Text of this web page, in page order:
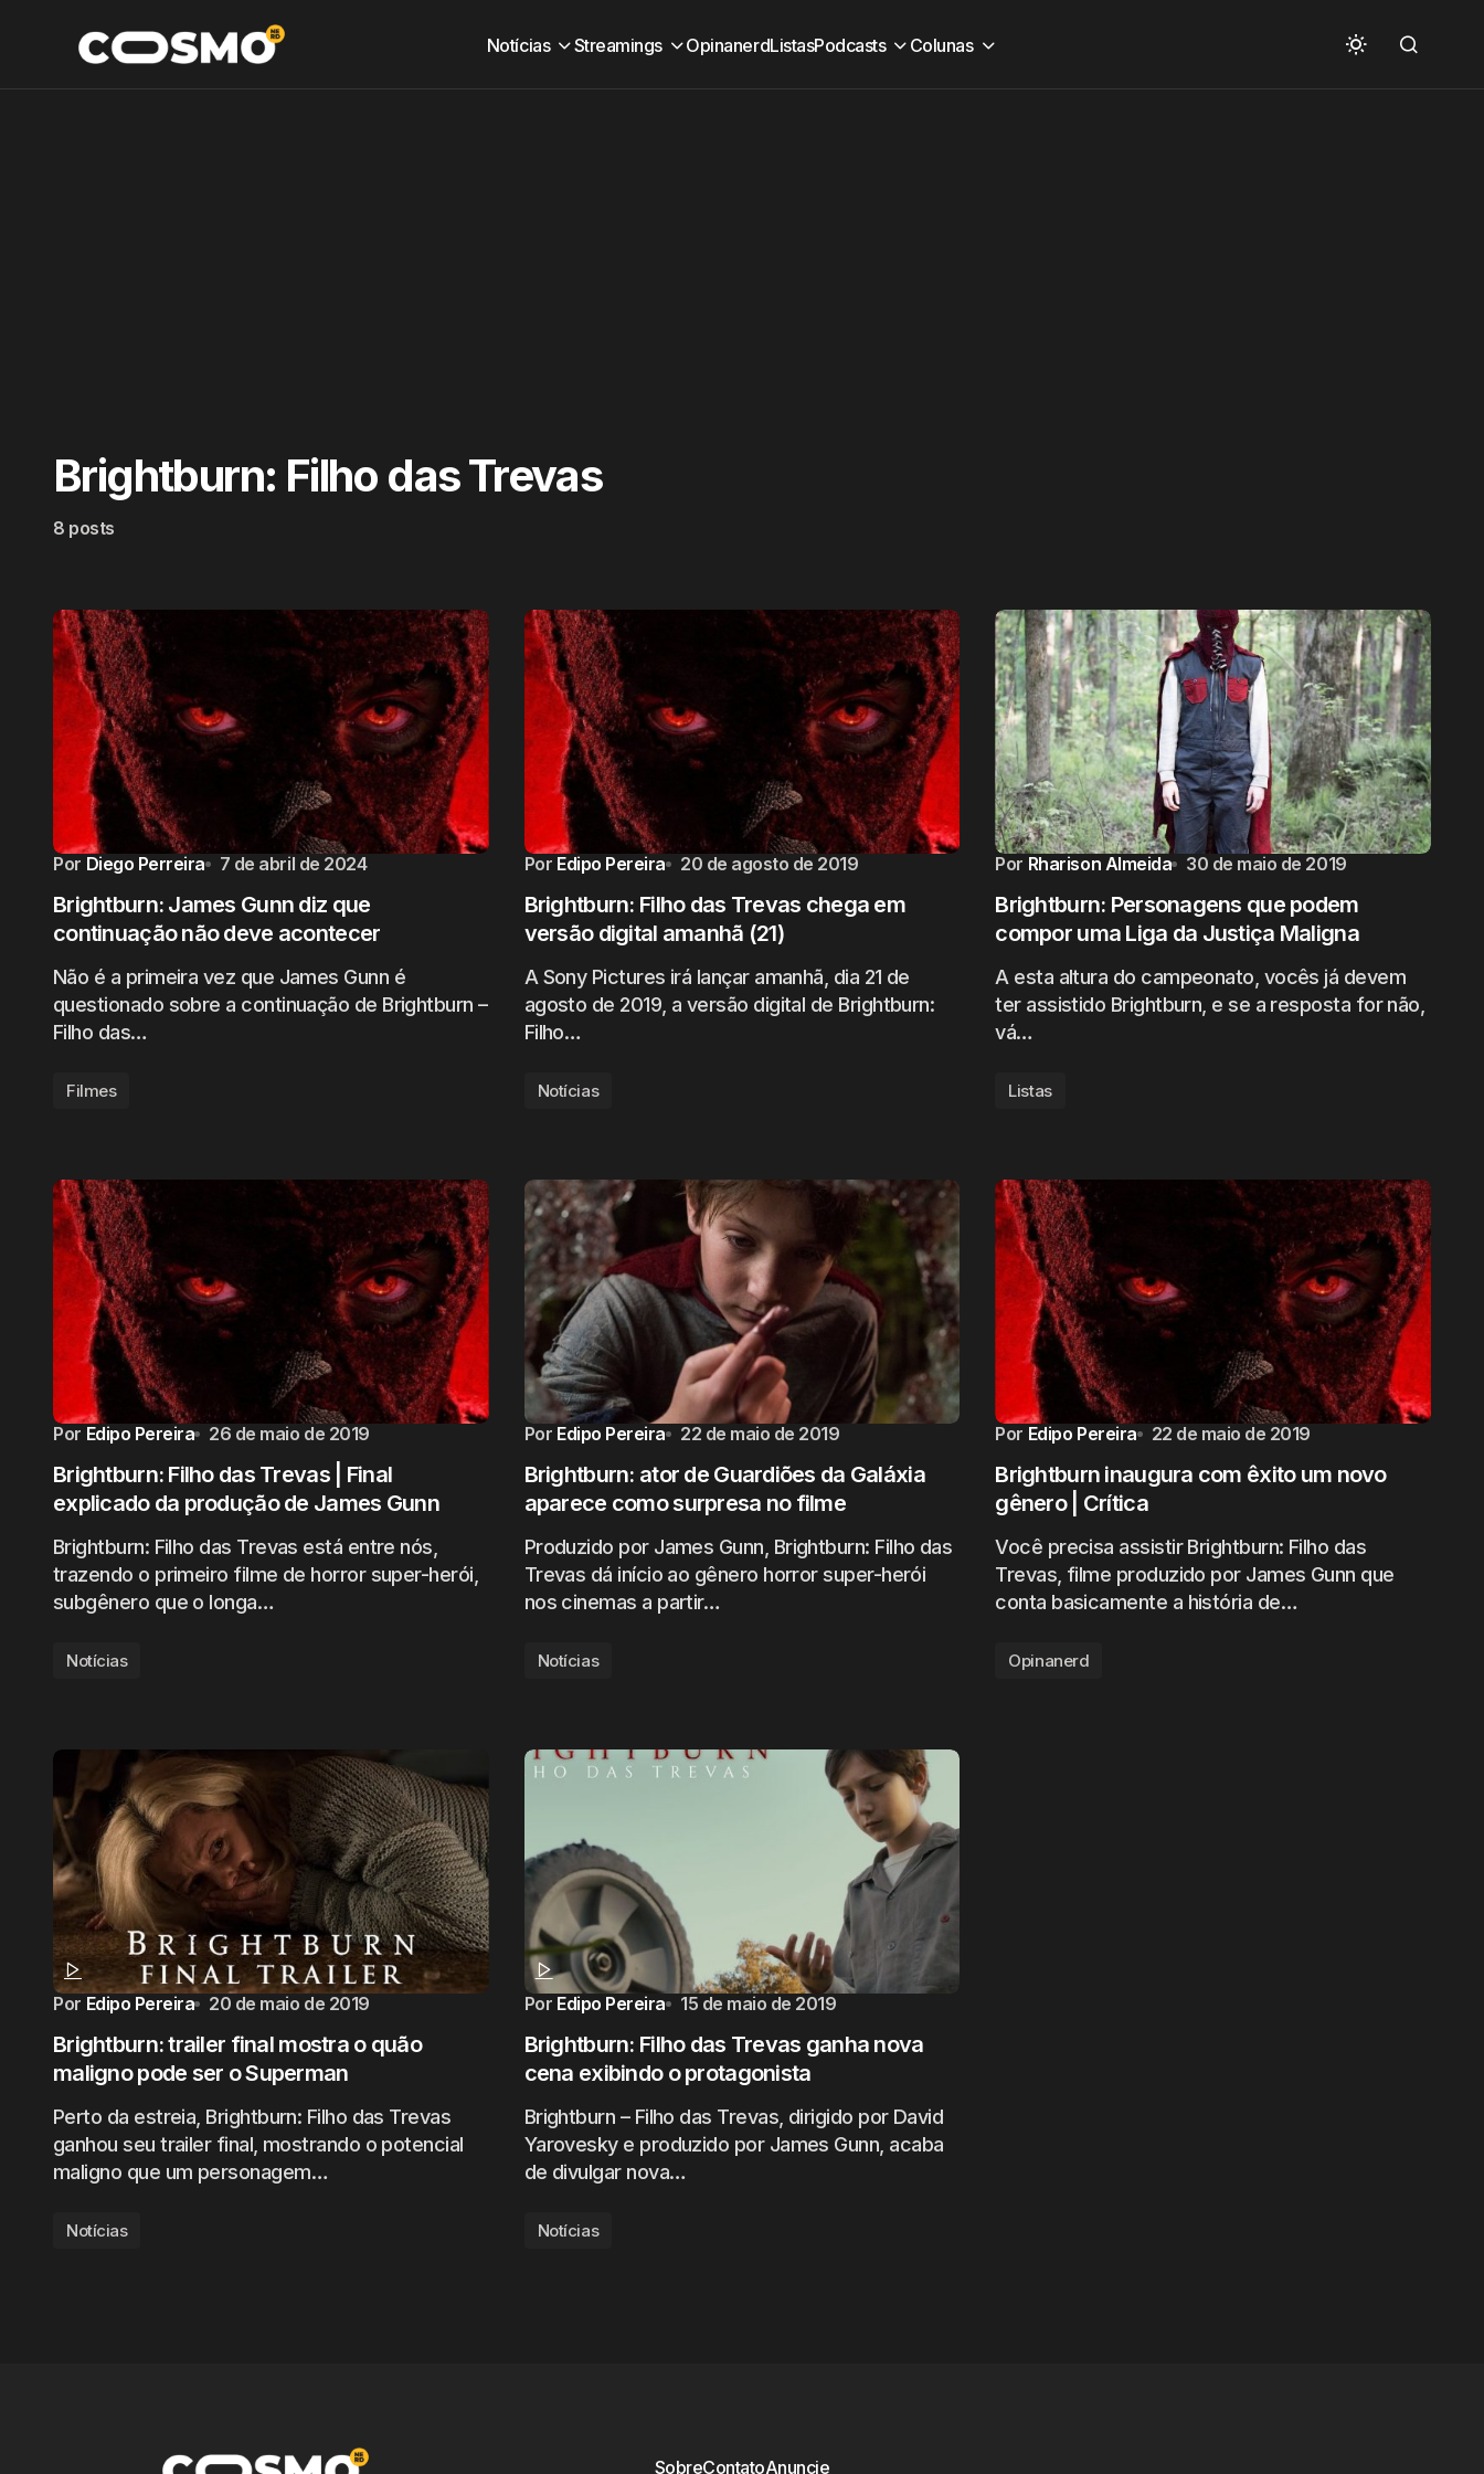
Notícias Streamings OpinanerdListasPodcasts Colunas
Brightburn: Filho das Trevas
8 posts
Por Diego Perreira 7 de abril de 2024
Brightburn: James Gunn diz que
continuação não deve acontecer
Não é a primeira vez que James Gunn é
questionado sobre a continuação de Brightburn –
Filho das…
Filmes
Por Edipo Pereira 20 de agosto de 2019
Brightburn: Filho das Trevas chega em
versão digital amanhã (21)
A Sony Pictures irá lançar amanhã, dia 21 de
agosto de 2019, a versão digital de Brightburn:
Filho…
Notícias
Por Rharison Almeida 30 de maio de 2019
Brightburn: Personagens que podem
compor uma Liga da Justiça Maligna
A esta altura do campeonato, vocês já devem
ter assistido Brightburn, e se a resposta for não,
vá…
Listas
Por Edipo Pereira 26 de maio de 2019
Brightburn: Filho das Trevas | Final
explicado da produção de James Gunn
Brightburn: Filho das Trevas está entre nós,
trazendo o primeiro filme de horror super-herói,
subgênero que o longa…
Notícias
Por Edipo Pereira 22 de maio de 2019
Brightburn: ator de Guardiões da Galáxia
aparece como surpresa no filme
Produzido por James Gunn, Brightburn: Filho das
Trevas dá início ao gênero horror super-herói
nos cinemas a partir…
Notícias
Por Edipo Pereira 22 de maio de 2019
Brightburn inaugura com êxito um novo
gênero | Crítica
Você precisa assistir Brightburn: Filho das
Trevas, filme produzido por James Gunn que
conta basicamente a história de…
Opinanerd
Por Edipo Pereira 20 de maio de 2019
Brightburn: trailer final mostra o quão
maligno pode ser o Superman
Perto da estreia, Brightburn: Filho das Trevas
ganhou seu trailer final, mostrando o potencial
maligno que um personagem…
Notícias
Por Edipo Pereira 15 de maio de 2019
Brightburn: Filho das Trevas ganha nova
cena exibindo o protagonista
Brightburn – Filho das Trevas, dirigido por David
Yarovesky e produzido por James Gunn, acaba
de divulgar nova…
Notícias
SobreContatoAnuncie